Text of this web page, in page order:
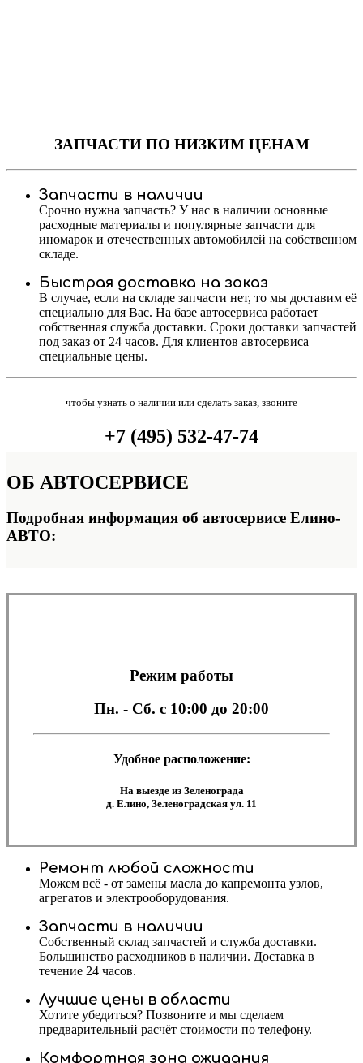
ЗАПЧАСТИПО НИЗКИМ ЦЕНАМ
Запчасти в наличии
Срочно нужна запчасть? У нас в наличии основные
расходные материалы и популярные запчасти для
иномарок и отечественных автомобилей на собственном
складе.
Быстрая доставка на заказ
В случае, если на складе запчасти нет, то мы доставим её
специально для Вас. На базе автосервиса работает
собственная служба доставки. Сроки доставки запчастей
под заказ от 24 часов. Для клиентов автосервиса
специальные цены.
чтобы узнать о наличии или сделать заказ, звоните
+7 (495) 532-47-74
ОБ АВТОСЕРВИСЕ
Подробная информация об автосервисе Елино-
АВТО:
Режим работы
Пн. - Сб. с 10:00 до 20:00
Удобное расположение:
На выезде из Зеленограда
д. Елино, Зеленоградская ул. 11
Ремонт любой сложности
Можем всё - от замены масла до капремонта узлов,
агрегатов и электрооборудования.
Запчасти в наличии
Собственный склад запчастей и служба доставки.
Большинство расходников в наличии. Доставка в
течение 24 часов.
Лучшие цены в области
Хотите убедиться? Позвоните и мы сделаем
предварительный расчёт стоимости по телефону.
Комфортная зона ожидания